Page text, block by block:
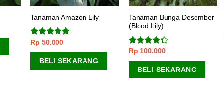
Tanaman Amazon Lily
Dinilai5.00
dari 5
Rp 50.000
BELI SEKARANG
Tanaman Bunga Desember
(Blood Lily)
Dinilai
Rp 100.000
BELI SEKARANG